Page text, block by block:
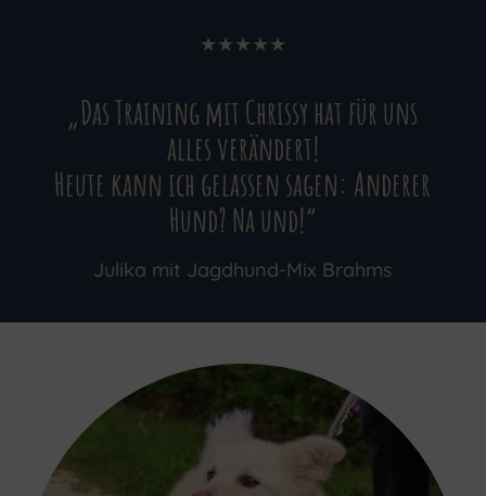
★★★★★
„Das Training mit Chrissy hat für uns
alles verändert!
Heute kann ich gelassen sagen: Anderer
Hund? Na und!“
Julika mit Jagdhund-Mix Brahms